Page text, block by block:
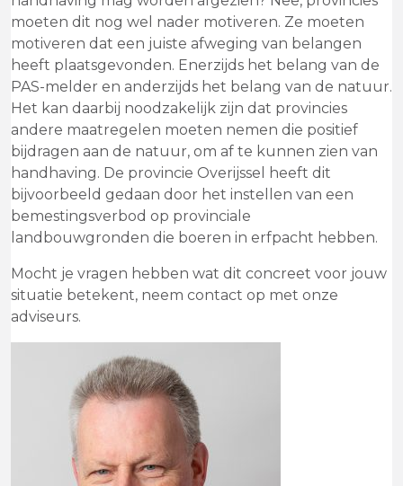
moeten dit nog wel nader motiveren. Ze moeten
motiveren dat een juiste afweging van belangen
heeft plaatsgevonden. Enerzijds het belang van de
PAS-melder en anderzijds het belang van de natuur.
Het kan daarbij noodzakelijk zijn dat provincies
andere maatregelen moeten nemen die positief
bijdragen aan de natuur, om af te kunnen zien van
handhaving. De provincie Overijssel heeft dit
bijvoorbeeld gedaan door het instellen van een
bemestingsverbod op provinciale
landbouwgronden die boeren in erfpacht hebben.
Mocht je vragen hebben wat dit concreet voor jouw
situatie betekent, neem contact op met onze
adviseurs.